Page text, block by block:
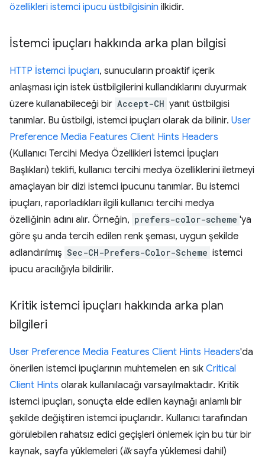
özellikleri istemci ipucu üstbilgisinin ilkidir.
İstemci ipuçları hakkında arka plan bilgisi
HTTP İstemci İpuçları, sunucuların proaktif içerik
anlaşması için istek üstbilgilerini kullandıklarını duyurmak
üzere kullanabileceği bir Accept-CH yanıt üstbilgisi
tanımlar. Bu üstbilgi, istemci ipuçları olarak da bilinir. User
Preference Media Features Client Hints Headers
(Kullanıcı Tercihi Medya Özellikleri İstemci İpuçları
Başlıkları) teklifi, kullanıcı tercihi medya özelliklerini iletmeyi
amaçlayan bir dizi istemci ipucunu tanımlar. Bu istemci
ipuçları, raporladıkları ilgili kullanıcı tercihi medya
özelliğinin adını alır. Örneğin, prefers-color-scheme 'ya
göre şu anda tercih edilen renk şeması, uygun şekilde
adlandırılmış Sec-CH-Prefers-Color-Scheme istemci
ipucu aracılığıyla bildirilir.
Kritik istemci ipuçları hakkında arka plan
bilgileri
User Preference Media Features Client Hints Headers'da
önerilen istemci ipuçlarının muhtemelen en sık Critical
Client Hints olarak kullanılacağı varsayılmaktadır. Kritik
istemci ipuçları, sonuçta elde edilen kaynağı anlamlı bir
şekilde değiştiren istemci ipuçlarıdır. Kullanıcı tarafından
görülebilen rahatsız edici geçişleri önlemek için bu tür bir
kaynak, sayfa yüklemeleri (ilksayfa yüklemesi dahil)